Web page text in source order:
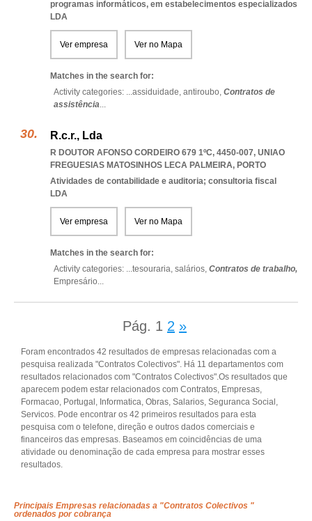
programas informáticos, em estabelecimentos especializados
LDA
Ver empresa Ver no Mapa
Matches in the search for:
Activity categories: ...assiduidade, antiroubo, Contratos de
assistência...
R.c.r., Lda
R DOUTOR AFONSO CORDEIRO 679 1ºC, 4450-007, UNIAO
FREGUESIAS MATOSINHOS LECA PALMEIRA, PORTO
Atividades de contabilidade e auditoria; consultoria fiscal
LDA
Ver empresa Ver no Mapa
Matches in the search for:
Activity categories: ...tesouraria, salários, Contratos de trabalho,
Empresário...
Pág. 1 2 »
Foram encontrados 42 resultados de empresas relacionadas com a
pesquisa realizada "Contratos Colectivos". Há 11 departamentos com
resultados relacionados com "Contratos Colectivos".Os resultados que
aparecem podem estar relacionados com Contratos, Empresas,
Formacao, Portugal, Informatica, Obras, Salarios, Seguranca Social,
Servicos. Pode encontrar os 42 primeiros resultados para esta
pesquisa com o telefone, direção e outros dados comerciais e
financeiros das empresas. Baseamos em coincidências de uma
atividade ou denominação de cada empresa para mostrar esses
resultados.
Principais Empresas relacionadas a "Contratos Colectivos "
ordenados por cobrança